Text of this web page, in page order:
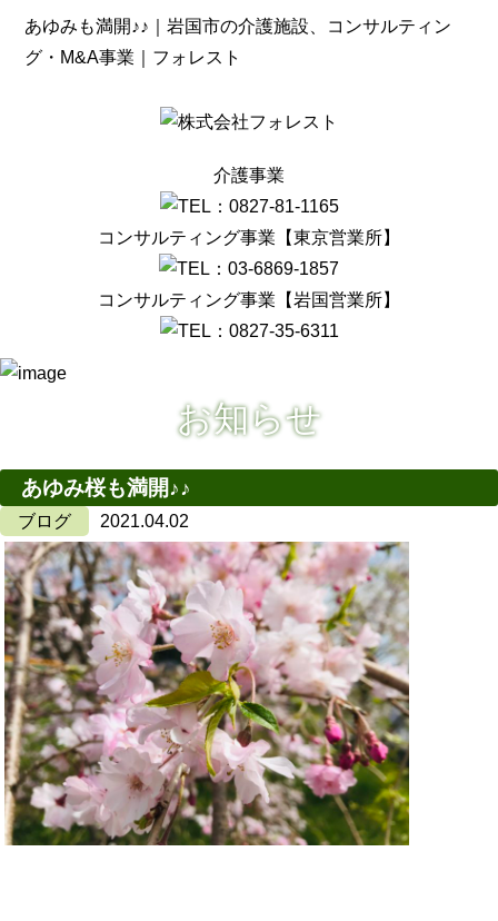
あゆみも満開♪♪｜岩国市の介護施設、コンサルティン
グ・M&A事業｜フォレスト
介護事業
コンサルティング事業【東京営業所】
コンサルティング事業【岩国営業所】
お知らせ
あゆみ桜も満開♪♪
ブログ 2021.04.02